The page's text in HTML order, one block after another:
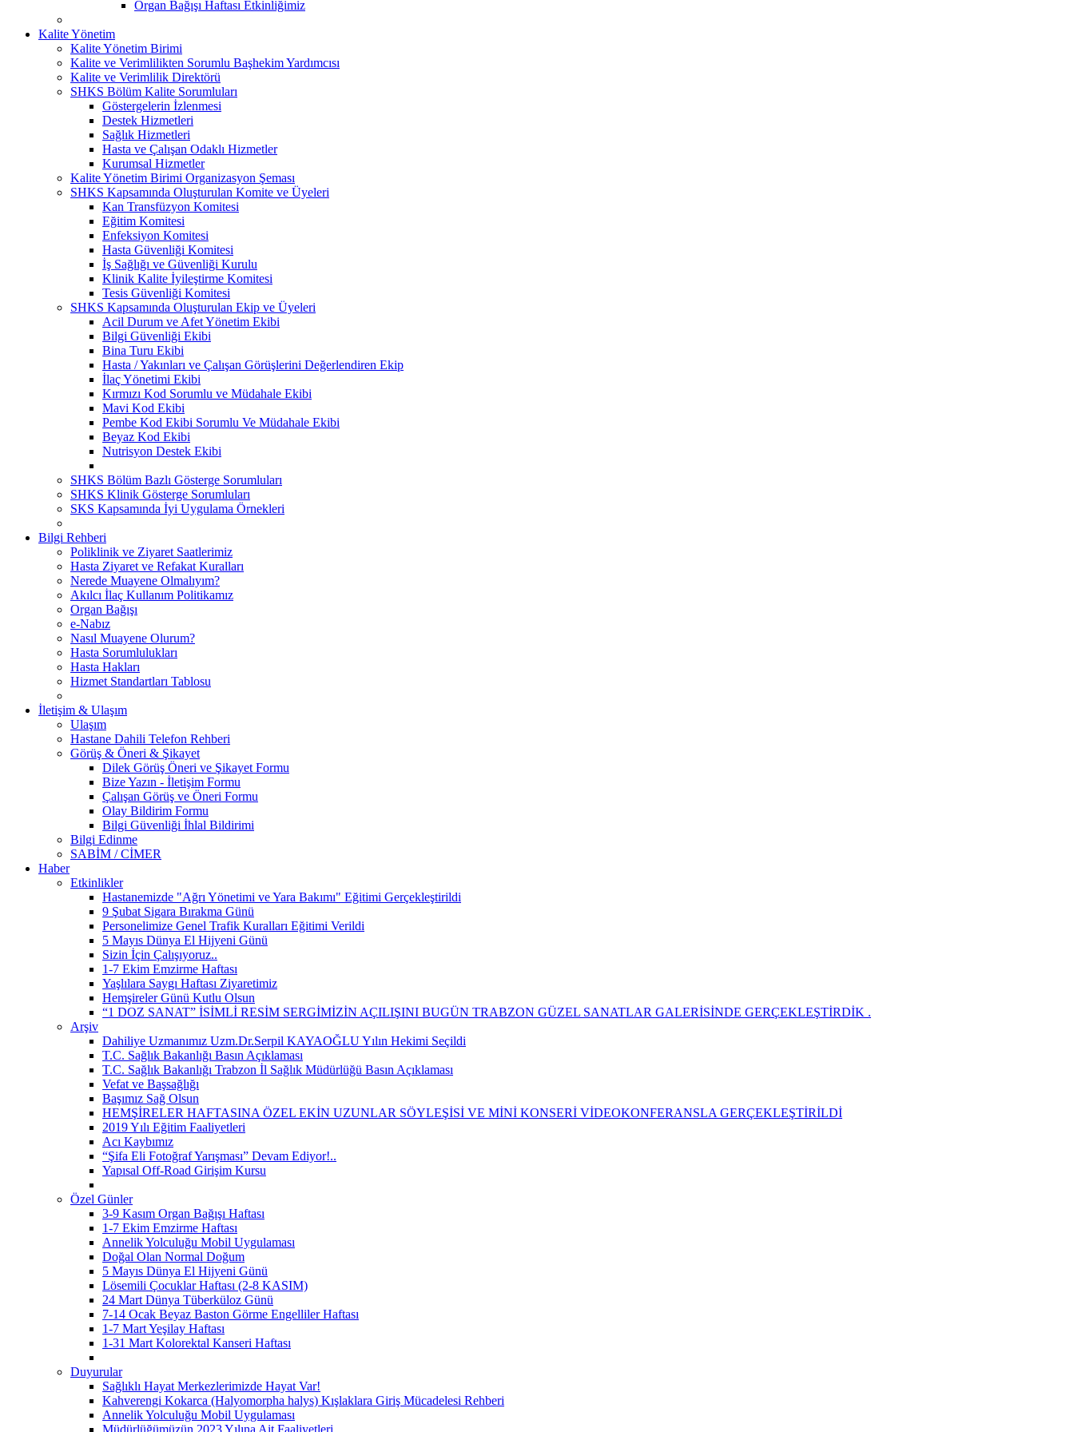
Organ Bağışı Haftası Etkinliğimiz
Kalite Yönetim
Kalite Yönetim Birimi
Kalite ve Verimlilikten Sorumlu Başhekim Yardımcısı
Kalite ve Verimlilik Direktörü
SHKS Bölüm Kalite Sorumluları
Göstergelerin İzlenmesi
Destek Hizmetleri
Sağlık Hizmetleri
Hasta ve Çalışan Odaklı Hizmetler
Kurumsal Hizmetler
Kalite Yönetim Birimi Organizasyon Şeması
SHKS Kapsamında Oluşturulan Komite ve Üyeleri
Kan Transfüzyon Komitesi
Eğitim Komitesi
Enfeksiyon Komitesi
Hasta Güvenliği Komitesi
İş Sağlığı ve Güvenliği Kurulu
Klinik Kalite İyileştirme Komitesi
Tesis Güvenliği Komitesi
SHKS Kapsamında Oluşturulan Ekip ve Üyeleri
Acil Durum ve Afet Yönetim Ekibi
Bilgi Güvenliği Ekibi
Bina Turu Ekibi
Hasta / Yakınları ve Çalışan Görüşlerini Değerlendiren Ekip
İlaç Yönetimi Ekibi
Kırmızı Kod Sorumlu ve Müdahale Ekibi
Mavi Kod Ekibi
Pembe Kod Ekibi Sorumlu Ve Müdahale Ekibi
Beyaz Kod Ekibi
Nutrisyon Destek Ekibi
SHKS Bölüm Bazlı Gösterge Sorumluları
SHKS Klinik Gösterge Sorumluları
SKS Kapsamında İyi Uygulama Örnekleri
Bilgi Rehberi
Poliklinik ve Ziyaret Saatlerimiz
Hasta Ziyaret ve Refakat Kuralları
Nerede Muayene Olmalıyım?
Akılcı İlaç Kullanım Politikamız
Organ Bağışı
e-Nabız
Nasıl Muayene Olurum?
Hasta Sorumlulukları
Hasta Hakları
Hizmet Standartları Tablosu
İletişim & Ulaşım
Ulaşım
Hastane Dahili Telefon Rehberi
Görüş & Öneri & Şikayet
Dilek Görüş Öneri ve Şikayet Formu
Bize Yazın - İletişim Formu
Çalışan Görüş ve Öneri Formu
Olay Bildirim Formu
Bilgi Güvenliği İhlal Bildirimi
Bilgi Edinme
SABİM / CİMER
Haber
Etkinlikler
Hastanemizde "Ağrı Yönetimi ve Yara Bakımı" Eğitimi Gerçekleştirildi
9 Şubat Sigara Bırakma Günü
Personelimize Genel Trafik Kuralları Eğitimi Verildi
5 Mayıs Dünya El Hijyeni Günü
Sizin İçin Çalışıyoruz..
1-7 Ekim Emzirme Haftası
Yaşlılara Saygı Haftası Ziyaretimiz
Hemşireler Günü Kutlu Olsun
“1 DOZ SANAT” İSİMLİ RESİM SERGİMİZİN AÇILIŞINI BUGÜN TRABZON GÜZEL SANATLAR GALERİSİNDE GERÇEKLEŞTİRDİK ​.
Arşiv
Dahiliye Uzmanımız Uzm.Dr.Serpil KAYAOĞLU Yılın Hekimi Seçildi
T.C. Sağlık Bakanlığı Basın Açıklaması
T.C. Sağlık Bakanlığı Trabzon İl Sağlık Müdürlüğü Basın Açıklaması
Vefat ve Başsağlığı
Başımız Sağ Olsun
HEMŞİRELER HAFTASINA ÖZEL EKİN UZUNLAR SÖYLEŞİSİ VE MİNİ KONSERİ VİDEOKONFERANSLA GERÇEKLEŞTİRİLDİ
2019 Yılı Eğitim Faaliyetleri
Acı Kaybımız
“Şifa Eli Fotoğraf Yarışması” Devam Ediyor!..
Yapısal Off-Road Girişim Kursu
Özel Günler
3-9 Kasım Organ Bağışı Haftası
1-7 Ekim Emzirme Haftası
Annelik Yolculuğu Mobil Uygulaması
Doğal Olan Normal Doğum
5 Mayıs Dünya El Hijyeni Günü
Lösemili Çocuklar Haftası (2-8 KASIM)
24 Mart Dünya Tüberküloz Günü
7-14 Ocak Beyaz Baston Görme Engelliler Haftası
1-7 Mart Yeşilay Haftası
1-31 Mart Kolorektal Kanseri Haftası
Duyurular
Sağlıklı Hayat Merkezlerimizde Hayat Var!
Kahverengi Kokarca (Halyomorpha halys) Kışlaklara Giriş Mücadelesi Rehberi
Annelik Yolculuğu Mobil Uygulaması
Müdürlüğümüzün 2023 Yılına Ait Faaliyetleri